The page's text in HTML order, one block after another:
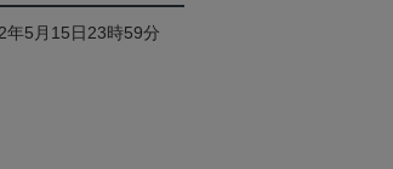
年5月15日23時59分